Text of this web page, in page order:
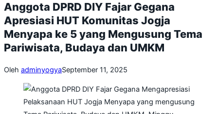
Anggota DPRD DIY Fajar Gegana
Apresiasi HUT Komunitas Jogja
Menyapa ke 5 yang Mengusung Tema
Pariwisata, Budaya dan UMKM
Oleh adminyogyaSeptember 11, 2025